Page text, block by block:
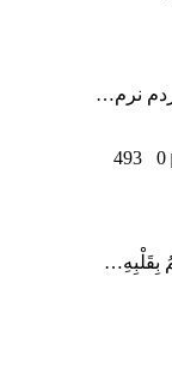
نرم…
0
بِقَلْبِهِ…